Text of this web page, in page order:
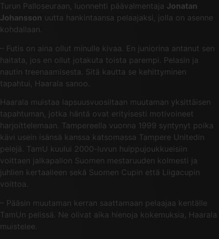
Turun Palloseuraan, luonnehti päävalmentaja Jonatan
Johansson uutta hankintaansa pelaajaksi, jolla on asenne
kohdallaan.
– Futis on aina ollut minulle kivaa. En juniorina antanut sen
haitata, jos en ollut jotakuta toista parempi. Pelasin ja
nautin treenaamisesta. Sitä kautta se kehittyminen
tapahtui, Haarala sanoo.
Haarala muistaa lapsuusvuosiltaan muutaman yksittäisen
tapahtuman, jotka häntä ovat erityisesti motivoineet
harjoittelemaan. Tampereella vuonna 1999 syntynyt poika
kävi usein isänsä kanssa katsomassa Tampere Unitedin
pelejä. TamU kuului 2000-luvun huippujoukkueisiin
voittaen jalkapallon Suomen mestaruuden kolmesti ja
juhlien kertaalleen sekä Suomen Cupin että Liigacupin
voittoa.
– Pääsin muutaman kerran saattamaan pelaajaa kentälle
TamUn pelissä. Ne olivat aika hienoja kokemuksia, Haarala
muistelee.